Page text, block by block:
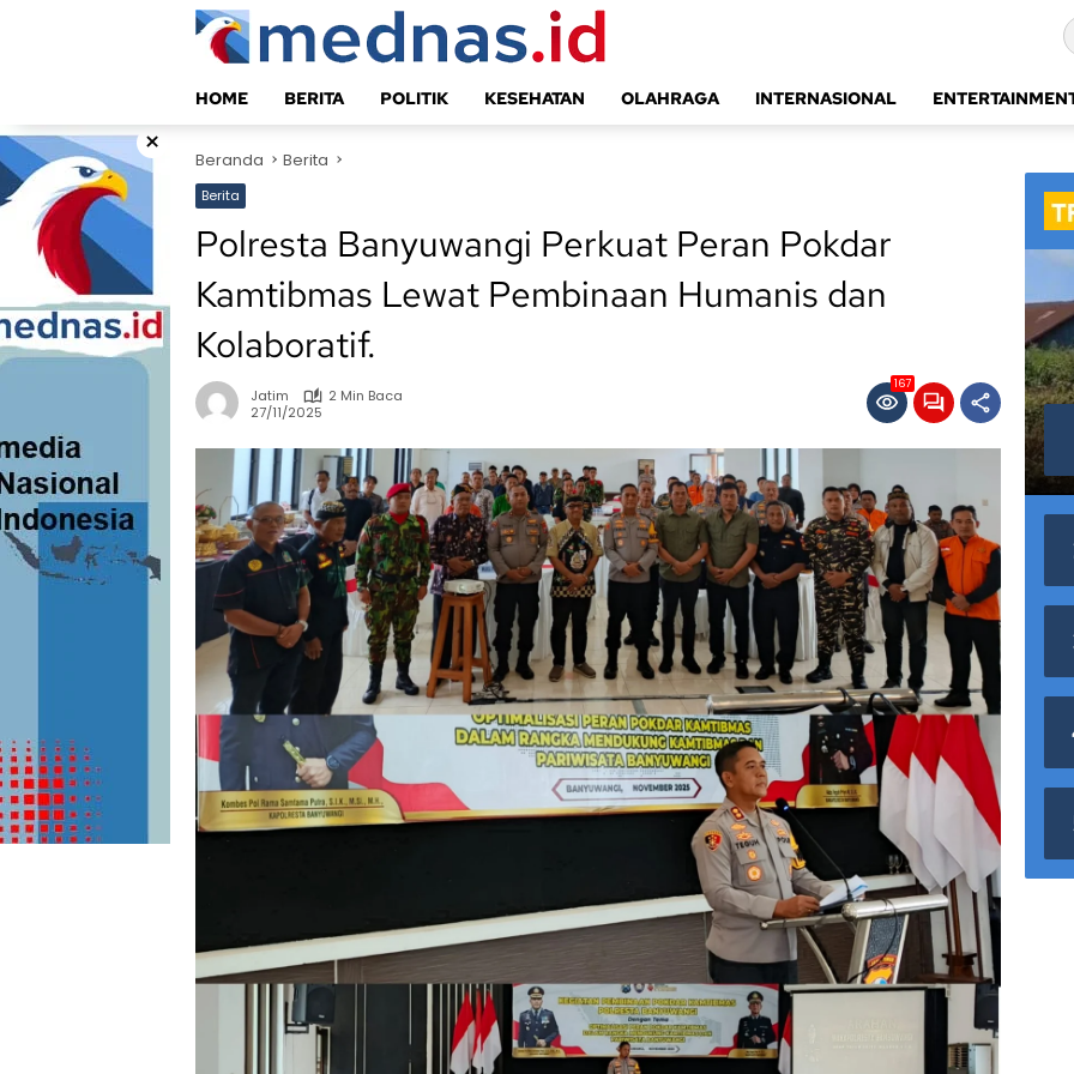
HOME BERITA POLITIK KESEHATAN OLAHRAGA INTERNASIONAL
× Beranda Berita
Berita
Polresta Banyuwangi Perkuat Peran Pokdar
Kamtibmas Lewat Pembinaan Humanis dan
Kolaboratif.
Jatim
2 Min Baca
27/11/2025
167